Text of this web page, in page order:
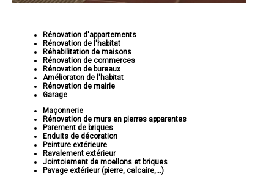
Rénovation d'appartements
Rénovation de l'habitat
Réhabilitation de maisons
Rénovation de commerces
Rénovation de bureaux
Amélioraton de l'habitat
Rénovation de mairie
Garage
Maçonnerie
Rénovation de murs en pierres apparentes
Parement de briques
Enduits de décoration
Peinture extérieure
Ravalement extérieur
Jointoiement de moellons et briques
Pavage extérieur (pierre, calcaire,...)